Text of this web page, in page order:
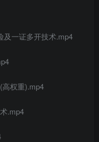
及一证多开技术.mp4
权重).mp4
.mp4